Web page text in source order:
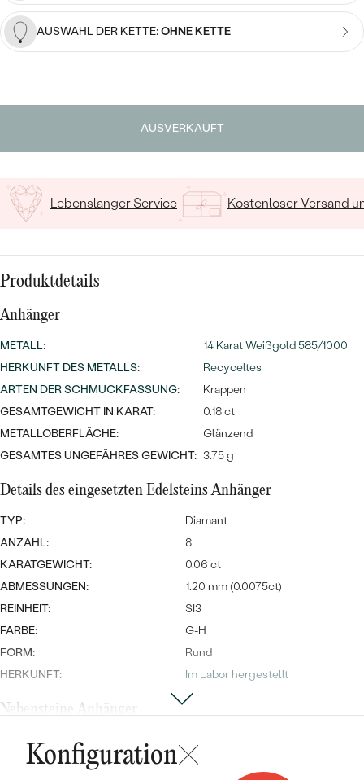
Meistverkaufte
Eheringe
ANSCHAUEN
MIT SCHWARZEN DIAMANTEN
MIT SALT AND PEPPER DIAMANTEN
PLATIN
SILBER
Wave Kollektion
NACH STEIN
DIAMANTSCHMUCK
SCHMUCK MIT LAB GROWN
PERLENSCHMUCK
PERSONALISIERT
SYMBOLISCH
MINIMALISTISCH
NACH ANLASS
NACH DER FARBE
NACH DER FORM
MASSGEFERTIGTER
DIAMANTEN
LUXURIÖSE
Meistverkaufte
Ohrrinnge
ANSEHEN
NACH PREIS
Personalisierte
Halsketten
ANSEHEN
PREISWERTE
LUXURIÖSE
Meistverkaufte
Ringe
ANSEHEN
AUSWAHL DER KETTE:OHNE KETTE
AUSVERKAUFT
Lebenslanger Service Kostenloser Versand
Produktdetails
Anhänger
METALL:
14 Karat Weißgold 585/1000
HERKUNFT DES METALLS:
Recyceltes
ARTEN DER SCHMUCKFASSUNG:
Krappen
GESAMTGEWICHT IN KARAT:
0.18 ct
METALLOBERFLÄCHE:
Glänzend
GESAMTES UNGEFÄHRES GEWICHT: 3.75 g
Details des eingesetzten Edelsteins Anhänger
TYP:
Diamant
ANZAHL:
8
KARATGEWICHT:
0.06 ct
ABMESSUNGEN:
1.20 mm (0.0075ct)
REINHEIT:
SI3
FARBE:
G-H
FORM:
Rund
HERKUNFT:
Im Labor hergestellt
Nebensteine Anhänger
ANZAHL:
40
Konfiguration